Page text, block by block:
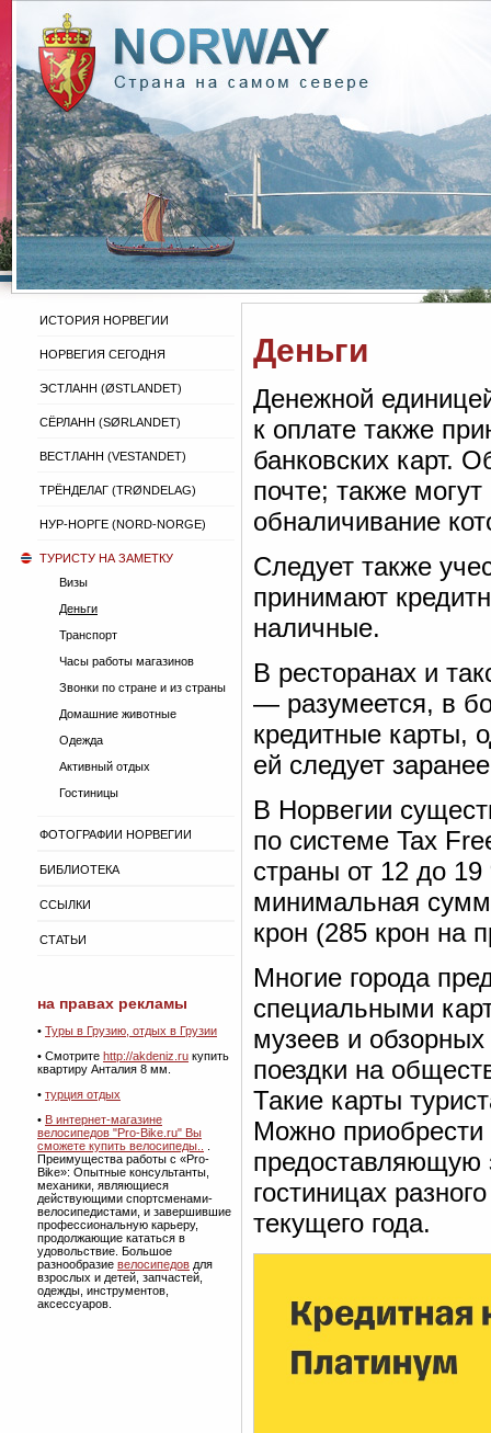
ИСТОРИЯ НОРВЕГИИ
НОРВЕГИЯ СЕГОДНЯ
ЭСТЛАНН (ØSTLANDET)
СЁРЛАНН (SØRLANDET)
ВЕСТЛАНН (VESTANDET)
ТРЁНДЕЛАГ (TRØNDELAG)
НУР-НОРГЕ (NORD-NORGE)
ТУРИСТУ НА ЗАМЕТКУ
Визы
Деньги
Транспорт
Часы работы магазинов
Звонки по стране и из страны
Домашние животные
Одежда
Активный отдых
Гостиницы
ФОТОГРАФИИ НОРВЕГИИ
БИБЛИОТЕКА
ССЫЛКИ
СТАТЬИ
на правах рекламы
• Туры в Грузию, отдых в Грузии
• Смотрите http://akdeniz.ru купить
квартиру Анталия 8 мм.
• турция отдых
• В интернет-магазине
велосипедов "Pro-Bike.ru" Вы
сможете купить велосипеды..
Преимущества работы с «Pro-
Bike»: Опытные консультанты,
механики, являющиеся
действующими спортсменами-
велосипедистами, и завершившие
профессиональную карьеру,
продолжающие кататься в
удовольствие. Большое
разнообразие велосипедов для
взрослых и детей, запчастей,
одежды, инструментов,
аксессуаров.
Деньги
Денежной
к оплате также
банковских карт.
почте; также
обналичивание
Следует также
принимают
наличные.
В ресторанах и
— разумеется, в
кредитные карты,
ей следует
В Норвегии
по системе Tax
страны от 12 до
минимальная
крон (285 крон на
Многие города
специальными
музеев и обзорных
поездки на
Такие карты
Можно приобрести
предоставляющую
гостиницах
текущего года.